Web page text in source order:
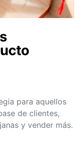
para aquellos
de clientes,
y vender más.